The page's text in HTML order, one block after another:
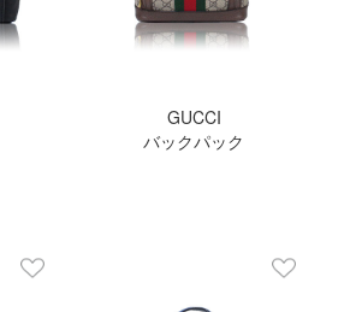
GUCCI
バックパック